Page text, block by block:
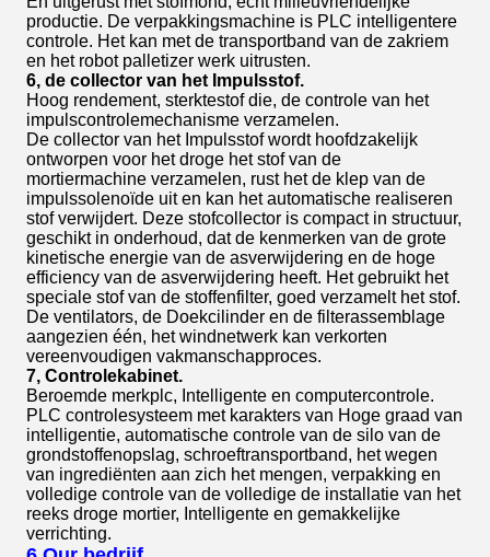
productie. De verpakkingsmachine is PLC intelligentere
controle. Het kan met de transportband van de zakriem
en het robot palletizer werk uitrusten.
6, de collector van het Impulsstof.
Hoog rendement, sterktestof die, de controle van het
impulscontrolemechanisme verzamelen.
De collector van het Impulsstof wordt hoofdzakelijk
ontworpen voor het droge het stof van de
mortiermachine verzamelen, rust het de klep van de
impulssolenoïde uit en kan het automatische realiseren
stof verwijdert. Deze stofcollector is compact in structuur,
geschikt in onderhoud, dat de kenmerken van de grote
kinetische energie van de asverwijdering en de hoge
efficiency van de asverwijdering heeft. Het gebruikt het
speciale stof van de stoffenfilter, goed verzamelt het stof.
De ventilators, de Doekcilinder en de filterassemblage
aangezien één, het windnetwerk kan verkorten
vereenvoudigen vakmanschapproces.
7, Controlekabinet.
Beroemde merkplc, Intelligente en computercontrole.
PLC controlesysteem met karakters van Hoge graad van
intelligentie, automatische controle van de silo van de
grondstoffenopslag, schroeftransportband, het wegen
van ingrediënten aan zich het mengen, verpakking en
volledige controle van de volledige de installatie van het
reeks droge mortier, Intelligente en gemakkelijke
verrichting.